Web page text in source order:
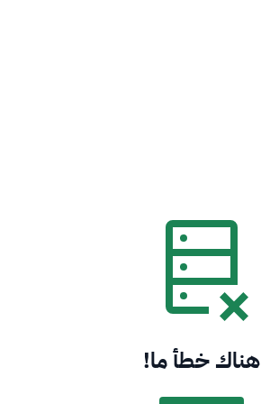
هناك خطأ ما!